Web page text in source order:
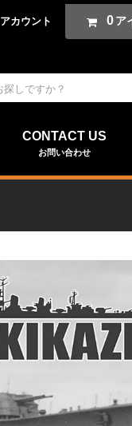
アカウント 0 ア
CONTACT US
お問い合わせ